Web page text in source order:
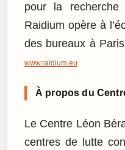
pour la
Raidium opère à
des bureaux à
www.raidium.eu
À propos du
Le Centre Léon
centres de lutte